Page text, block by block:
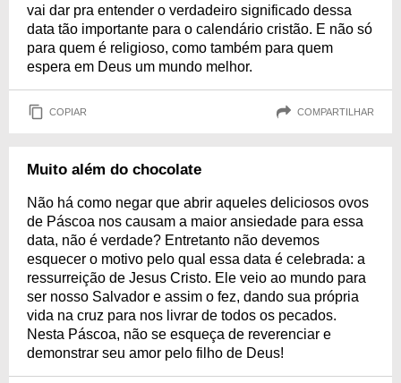
vai dar pra entender o verdadeiro significado dessa
data tão importante para o calendário cristão. E não só
para quem é religioso, como também para quem
espera em Deus um mundo melhor.
COPIAR COMPARTILHAR
Muito além do chocolate
Não há como negar que abrir aqueles deliciosos ovos
de Páscoa nos causam a maior ansiedade para essa
data, não é verdade? Entretanto não devemos
esquecer o motivo pelo qual essa data é celebrada: a
ressurreição de Jesus Cristo. Ele veio ao mundo para
ser nosso Salvador e assim o fez, dando sua própria
vida na cruz para nos livrar de todos os pecados.
Nesta Páscoa, não se esqueça de reverenciar e
demonstrar seu amor pelo filho de Deus!